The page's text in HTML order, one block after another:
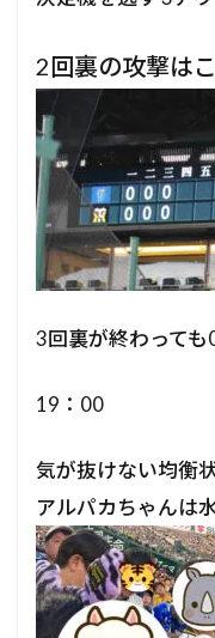
2回裏の攻撃はこ
3回裏が終わっても
19：00
気が抜けない均衡
アルパカちゃんは